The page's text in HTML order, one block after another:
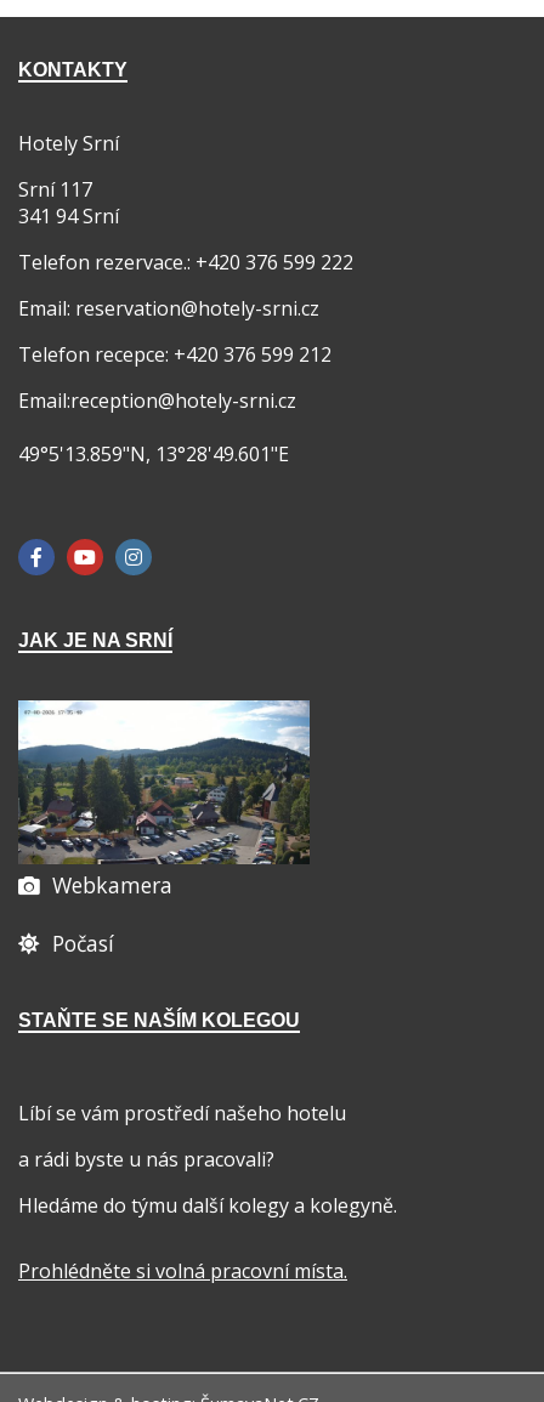
KONTAKTY
Hotely Srní
Srní 117
341 94 Srní
Telefon rezervace.: +420 376 599 222
Email: reservation@hotely-srni.cz
Telefon recepce: +420 376 599 212
Email:reception@hotely-srni.cz
49°5'13.859"N, 13°28'49.601"E
JAK JE NA SRNÍ
Webkamera
Počasí
STAŇTE SE NAŠÍM KOLEGOU
Líbí se vám prostředí našeho hotelu
a rádi byste u nás pracovali?
Hledáme do týmu další kolegy a kolegyně.
Prohlédněte si volná pracovní místa.